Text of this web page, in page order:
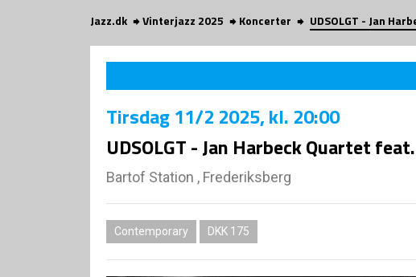
Jazz.dk Vinterjazz 2025 Koncerter UDSOLGT - Jan
Tirsdag11/2 2025, kl. 20:00
UDSOLGT - Jan Harbeck Quartet
Bartof Station , Frederiksberg
Contemporary DKK 175